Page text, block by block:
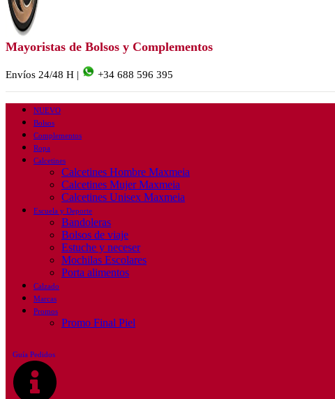
Mayoristas de Bolsos y Complementos
Envíos 24/48 H | +34 688 596 395
NUEVO
Bolsos
Complementos
Ropa
Calcetines
Calcetines Hombre Maxmeia
Calcetines Mujer Maxmeia
Calcetines Unisex Maxmeia
Escuela y Deporte
Bandoleras
Bolsos de viaje
Estuche y neceser
Mochilas Escolares
Porta alimentos
Calzado
Marcas
Promos
Promo Final Piel
Guía Pedidos